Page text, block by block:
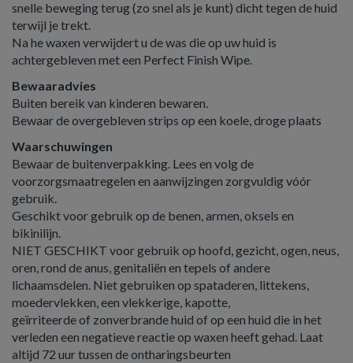
snelle beweging terug (zo snel als je kunt) dicht tegen de huid
terwijl je trekt.
Na he waxen verwijdert u de was die op uw huid is
achtergebleven met een Perfect Finish Wipe.
Bewaaradvies
Buiten bereik van kinderen bewaren.
Bewaar de overgebleven strips op een koele, droge plaats
Waarschuwingen
Bewaar de buitenverpakking. Lees en volg de
voorzorgsmaatregelen en aanwijzingen zorgvuldig vóór
gebruik.
Geschikt voor gebruik op de benen, armen, oksels en
bikinilijn.
NIET GESCHIKT voor gebruik op hoofd, gezicht, ogen, neus,
oren, rond de anus, genitaliën en tepels of andere
lichaamsdelen. Niet gebruiken op spataderen, littekens,
moedervlekken, een vlekkerige, kapotte,
geïrriteerde of zonverbrande huid of op een huid die in het
verleden een negatieve reactie op waxen heeft gehad. Laat
altijd 72 uur tussen de ontharingsbeurten